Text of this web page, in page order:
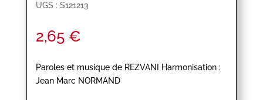
UGS : S121213
2,65 €
Paroles et musique de REZVANI Harmonisation :
Jean Marc NORMAND